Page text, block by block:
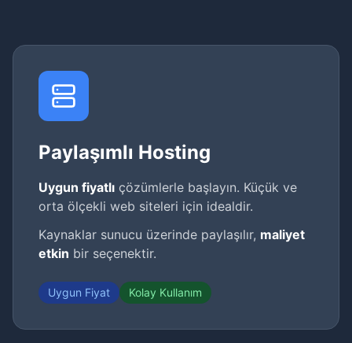
Paylaşımlı Hosting
Uygun fiyatlı çözümlerle başlayın. Küçük ve
orta ölçekli web siteleri için idealdir.
Kaynaklar sunucu üzerinde paylaşılır, maliyet
etkin bir seçenektir.
Uygun Fiyat Kolay Kullanım